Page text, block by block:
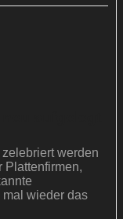
werden
Plattenfirmen,
wieder das